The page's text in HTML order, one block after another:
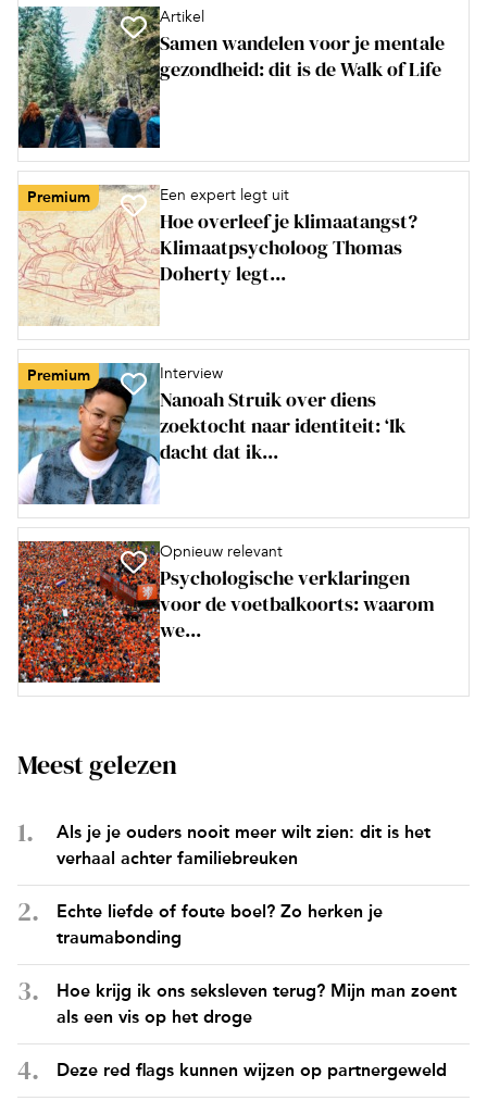
Artikel
Samen wandelen voor je mentale
gezondheid: dit is de Walk of Life
Premium Een expert legt uit
Hoe overleef je klimaatangst?
Klimaatpsycholoog Thomas
Doherty legt...
Premium Interview
Nanoah Struik over diens
zoektocht naar identiteit: ‘Ik
dacht dat ik...
Opnieuw relevant
Psychologische verklaringen
voor de voetbalkoorts: waarom
we...
Meest gelezen
Als je je ouders nooit meer wilt zien: dit is het
verhaal achter familiebreuken
Echte liefde of foute boel? Zo herken je
traumabonding
Hoe krijg ik ons seksleven terug? Mijn man zoent
als een vis op het droge
Deze red flags kunnen wijzen op partnergeweld